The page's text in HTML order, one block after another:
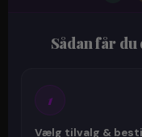
Sådan får
1
Vælg tilvalg &